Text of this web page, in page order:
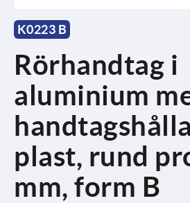
K0223 B
Rörhandtag i
aluminium
plast, rund
mm, form B